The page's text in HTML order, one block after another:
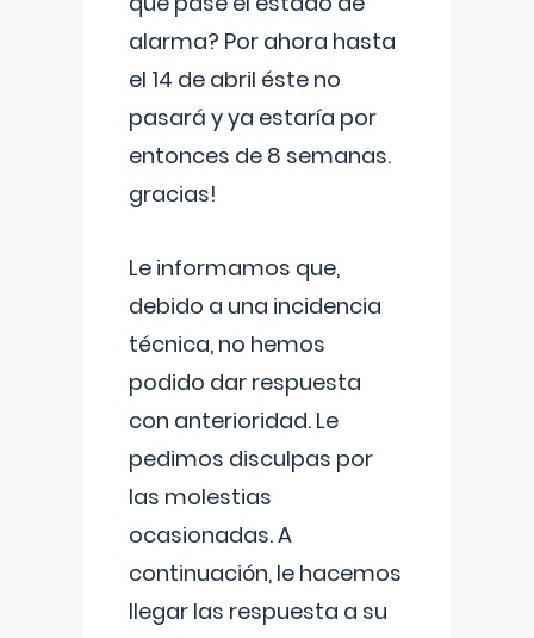
alarma? Por ahora hasta
el 14 de abril éste no
pasará y ya estaría por
entonces de 8 semanas.
gracias!
Le informamos que,
debido a una incidencia
técnica, no hemos
podido dar respuesta
con anterioridad. Le
pedimos disculpas por
las molestias
ocasionadas. A
continuación, le hacemos
llegar las respuesta a su